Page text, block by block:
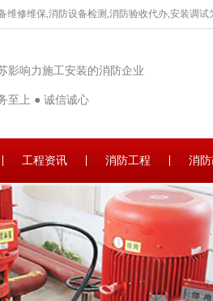
修维保,消防设备检测,消防验收代办,安装调试
影响力施工安装的消防企业
至上 ● 诚信诚心
工程资讯 消防工程 消